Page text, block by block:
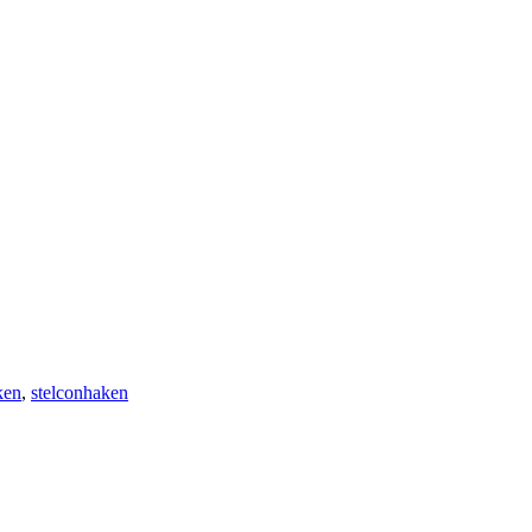
, stelconhaken